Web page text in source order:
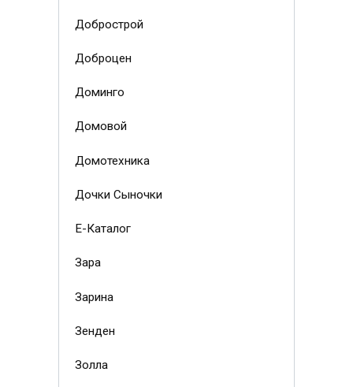
Добрострой
Доброцен
Доминго
Домовой
Домотехника
Дочки Сыночки
Е-Каталог
Зара
Зарина
Зенден
Золла